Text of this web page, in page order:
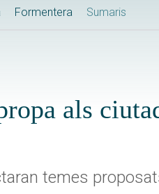
Formentera Sumaris
als
temes